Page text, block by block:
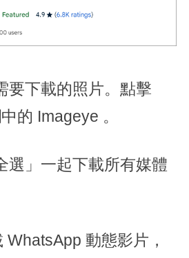
要下載的照片。點擊
的 Imageye 。
選」一起下載所有媒體
動態影片，